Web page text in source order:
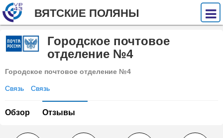
ВЯТСКИЕ ПОЛЯНЫ
Городское почтовое
отделение №4
Городское почтовое отделение №4
Связь Связь
Обзор Отзывы